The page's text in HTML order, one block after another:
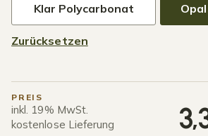
Klar Polycarbonat
Zurücksetzen
PREIS
inkl. 19% MwSt.
kostenlose Lieferung